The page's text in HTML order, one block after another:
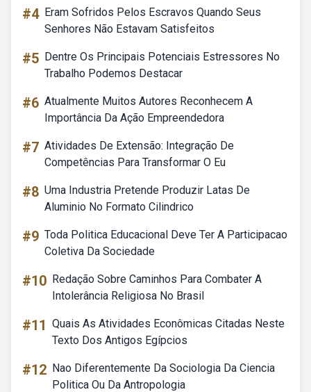
#4 Eram Sofridos Pelos Escravos Quando Seus
Senhores Não Estavam Satisfeitos
#5 Dentre Os Principais Potenciais Estressores No
Trabalho Podemos Destacar
#6 Atualmente Muitos Autores Reconhecem A
Importância Da Ação Empreendedora
#7 Atividades De Extensão: Integração De
Competências Para Transformar O Eu
#8 Uma Industria Pretende Produzir Latas De
Aluminio No Formato Cilindrico
#9 Toda Politica Educacional Deve Ter A Participacao
Coletiva Da Sociedade
#10 Redação Sobre Caminhos Para Combater A
Intolerância Religiosa No Brasil
#11 Quais As Atividades Econômicas Citadas Neste
Texto Dos Antigos Egípcios
#12 Nao Diferentemente Da Sociologia Da Ciencia
Politica Ou Da Antropologia